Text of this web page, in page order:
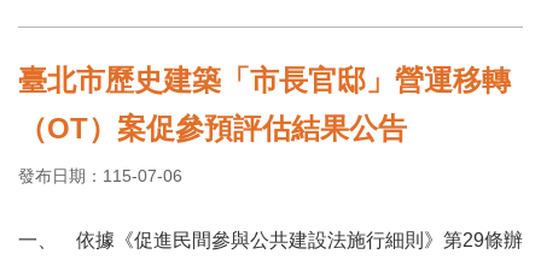
告
訊
認
文
局
臺北市歷史建築「市長官邸」營運移轉
（OT）案促參預評估結果公告
發布日期：115-07-06
一、
依據《促進民間參與公共建設法施行細則》第29條辦